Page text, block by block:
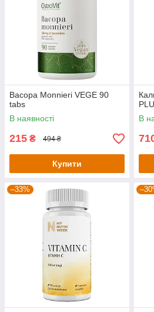
Bacopa Monnieri VEGE 90
tabs
В наявності
215 ₴ 494 ₴
Купити
В
–33%